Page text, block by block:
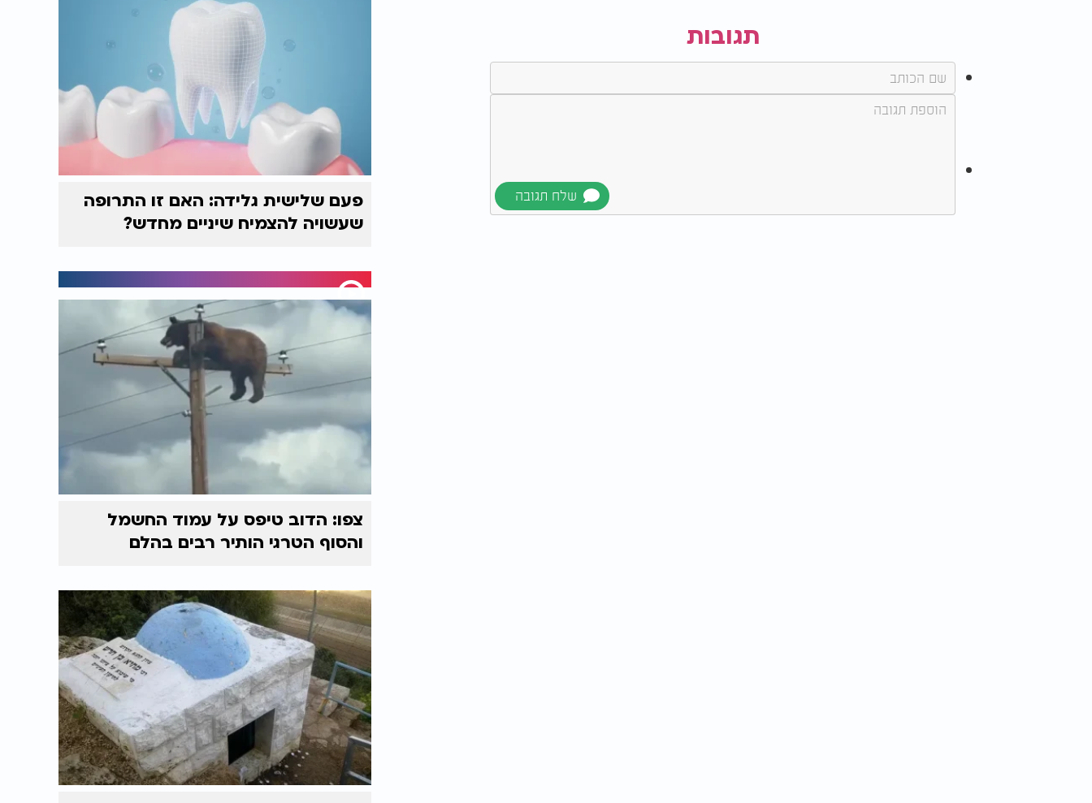
תגובות
פעם שלישית גלידה: האם זו התרופה
שעשויה להצמיח שיניים מחדש?
צפו: הדוב טיפס על עמוד החשמל
והסוף הטרגי הותיר רבים בהלם